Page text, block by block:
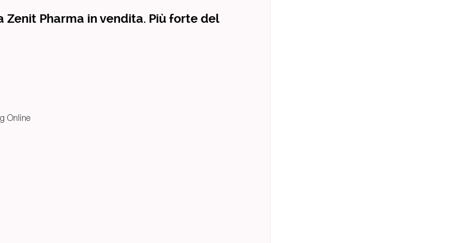
Zenit Pharma in vendita. Più forte del
Online